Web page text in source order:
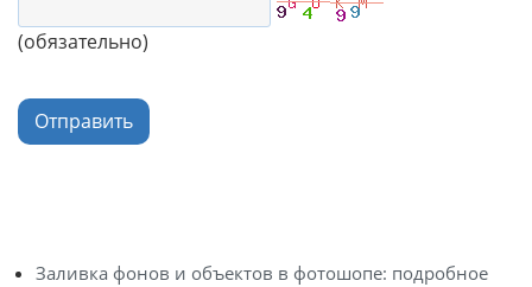
(обязательно)
Отправить
Заливка фонов и объектов в фотошопе: подробное